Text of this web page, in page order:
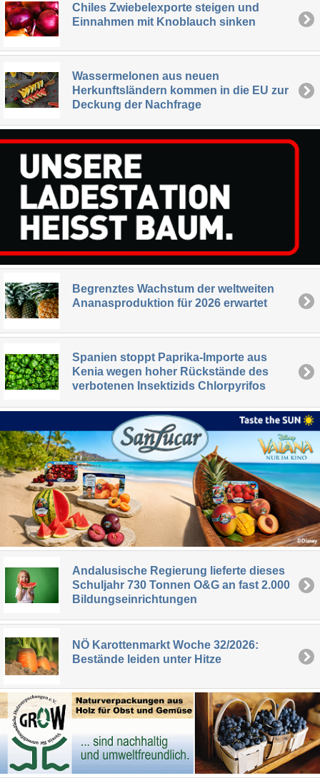
Chiles Zwiebelexporte steigen und
Einnahmen mit Knoblauch sinken
Wassermelonen aus neuen
Herkunftsländern kommen in die EU zur
Deckung der Nachfrage
Begrenztes Wachstum der weltweiten
Ananasproduktion für 2026 erwartet
Spanien stoppt Paprika-Importe aus
Kenia wegen hoher Rückstände des
verbotenen Insektizids Chlorpyrifos
Andalusische Regierung lieferte dieses
Schuljahr 730 Tonnen O&G an fast 2.000
Bildungseinrichtungen
NÖ Karottenmarkt Woche 32/2026:
Bestände leiden unter Hitze